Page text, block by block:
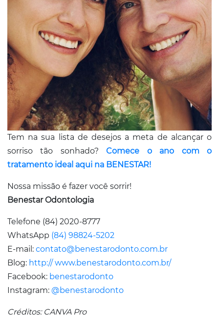
Tem na sua lista de desejos a meta de alcançar o
sorriso tão sonhado?Comece o ano com o
tratamento ideal aqui na BENESTAR!
Nossa missão é fazer você sorrir!
Benestar Odontologia
Telefone (84) 2020-8777
WhatsApp (84) 98824-5202
E-mail: contato@benestarodonto.com.br
Blog: http:// www.benestarodonto.com.br/
Facebook: benestarodonto
Instagram: @benestarodonto
Créditos: CANVA Pro